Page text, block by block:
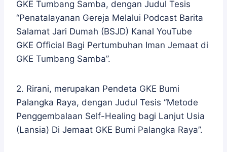
GKE Tumbang Samba, dengan Judul Tesis
“Penatalayanan Gereja Melalui Podcast Barita
Salamat Jari Dumah (BSJD) Kanal YouTube
GKE Official Bagi Pertumbuhan Iman Jemaat di
GKE Tumbang Samba”.
2. Rirani, merupakan Pendeta GKE Bumi
Palangka Raya, dengan Judul Tesis “Metode
Penggembalaan Self-Healing bagi Lanjut Usia
(Lansia) Di Jemaat GKE Bumi Palangka Raya”.